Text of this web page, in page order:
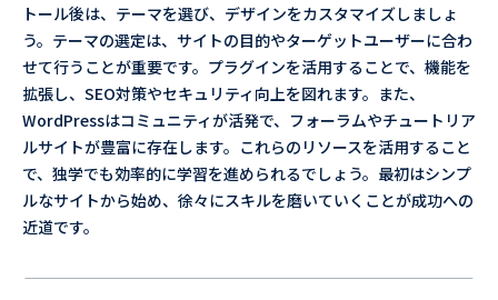
トール後は、テーマを選び、デザインをカスタマイズしましょ
う。テーマの選定は、サイトの目的やターゲットユーザーに合わ
せて行うことが重要です。プラグインを活用することで、機能を
拡張し、SEO対策やセキュリティ向上を図れます。また、
WordPressはコミュニティが活発で、フォーラムやチュートリア
ルサイトが豊富に存在します。これらのリソースを活用すること
で、独学でも効率的に学習を進められるでしょう。最初はシンプ
ルなサイトから始め、徐々にスキルを磨いていくことが成功への
近道です。